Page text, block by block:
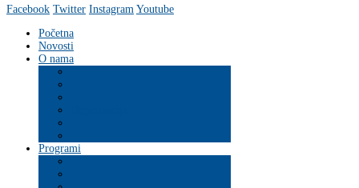
Facebook Twitter Instagram Youtube
Početna
Novosti
O nama
Programi